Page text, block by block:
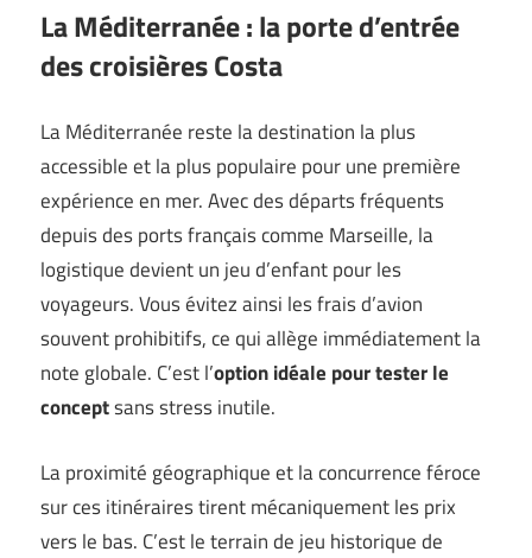
La Méditerranée : la porte d’entrée
des croisières Costa
La Méditerranée reste la destination la plus
accessible et la plus populaire pour une première
expérience en mer. Avec des départs fréquents
depuis des ports français comme Marseille, la
logistique devient un jeu d’enfant pour les
voyageurs. Vous évitez ainsi les frais d’avion
souvent prohibitifs, ce qui allège immédiatement la
note globale. C’est l’option idéale pour tester le
conceptsans stress inutile.
La proximité géographique et la concurrence féroce
sur ces itinéraires tirent mécaniquement les prix
vers le bas. C’est le terrain de jeu historique de